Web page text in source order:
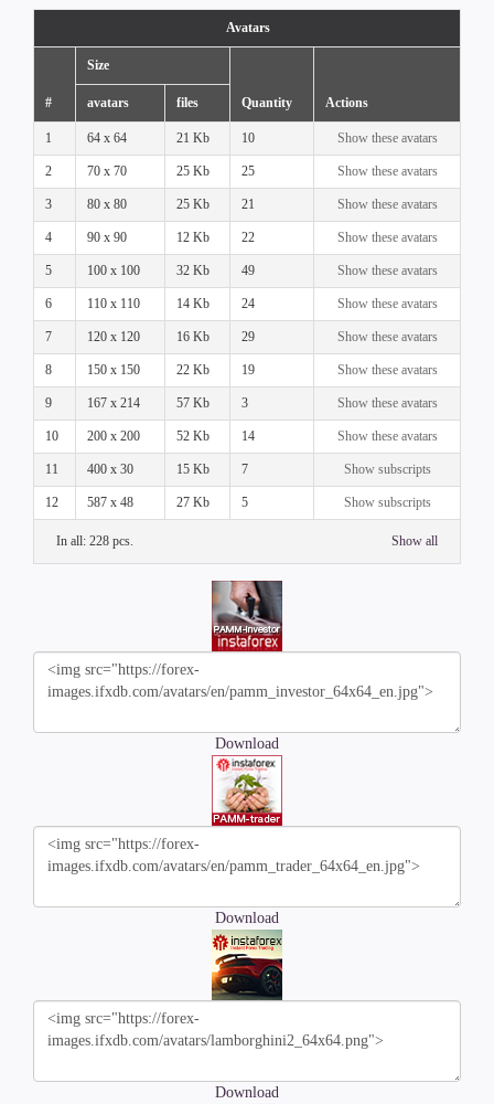
Avatars
#
Size
Quantity Actions
avatars files
1 64 x 64 21 Kb 10 Show these avatars
2 70 x 70 25 Kb 25 Show these avatars
3 80 x 80 25 Kb 21 Show these avatars
4 90 x 90 12 Kb 22 Show these avatars
5 100 x 100 32 Kb 49 Show these avatars
6 110 x 110 14 Kb 24 Show these avatars
7 120 x 120 16 Kb 29 Show these avatars
8 150 x 150 22 Kb 19 Show these avatars
9 167 x 214 57 Kb 3 Show these avatars
10 200 x 200 52 Kb 14 Show these avatars
11 400 x 30 15 Kb 7 Show subscripts
12 587 x 48 27 Kb 5 Show subscripts
In all: 228 pcs. Show all
Download
Download
Download